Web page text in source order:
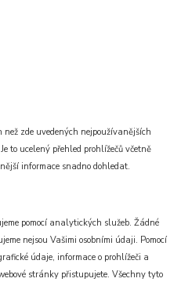
než zde uvedených nejpoužívanějších
to ucelený přehled prohlížečů včetně
informace snadno dohledat.
pomocí analytických služeb. Žádné
nejsou Vašimi osobními údaji. Pomocí
údaje, informace o prohlížeči a
stránky přistupujete. Všechny tyto